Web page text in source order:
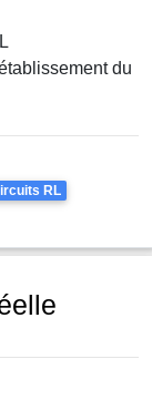
du
RL